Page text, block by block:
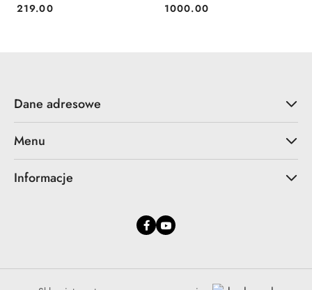
Cena:
219.00 Cena:
1000.00
Dane adresowe
Menu
Informacje